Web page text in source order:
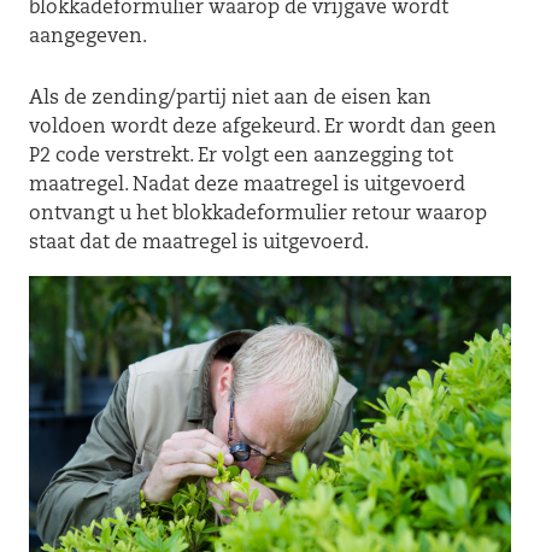
blokkadeformulier waarop de vrijgave wordt
aangegeven.
Als de zending/partij niet aan de eisen kan
voldoen wordt deze afgekeurd. Er wordt dan geen
P2 code verstrekt. Er volgt een aanzegging tot
maatregel. Nadat deze maatregel is uitgevoerd
ontvangt u het blokkadeformulier retour waarop
staat dat de maatregel is uitgevoerd.